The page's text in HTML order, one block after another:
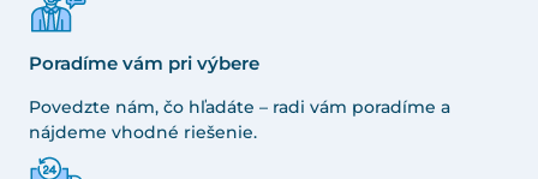
Poradíme vám pri výbere
Povedzte nám, čo hľadáte – radi vám poradíme a
nájdeme vhodné riešenie.